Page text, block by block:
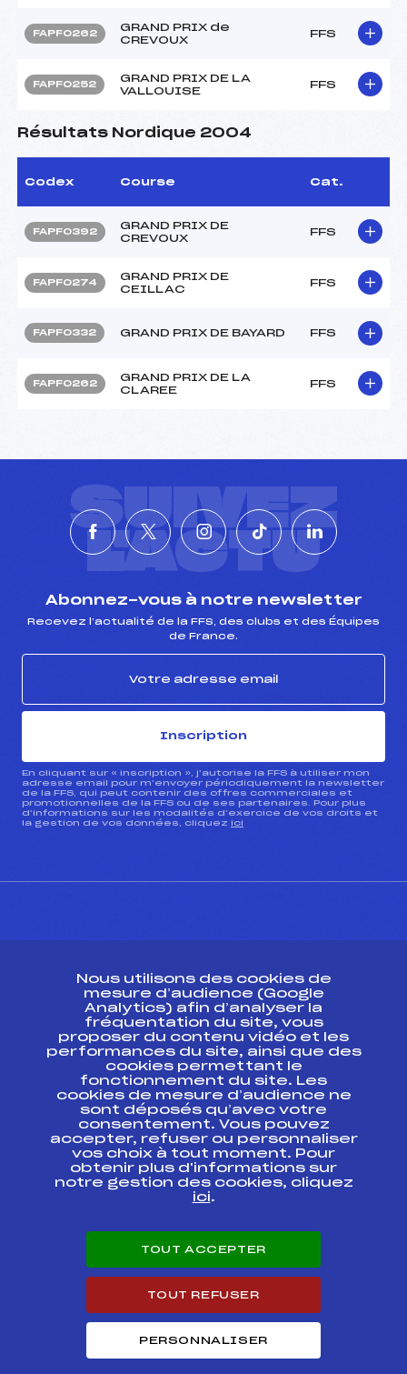
FAPF0262
GRAND PRIX de
CREVOUX
FFS
FAPF0252
GRAND PRIX DE LA
VALLOUISE
FFS
Résultats Nordique 2004
Codex Course Cat.
FAPF0392
GRAND PRIX DE
CREVOUX
FFS
FAPF0274
GRAND PRIX DE
CEILLAC
FFS
FAPF0332 GRAND PRIX DE BAYARD FFS
FAPF0262
GRAND PRIX DE LA
CLAREE
FFS
SUIVEZ
L'ACTU
Abonnez-vous à notre newsletter
Recevez l’actualité de la FFS, des clubs et des Équipes
de France.
Inscription
En cliquant sur « inscription », j’autorise la FFS à utiliser mon
adresse email pour m’envoyer périodiquement la newsletter
de la FFS, qui peut contenir des offres commerciales et
promotionnelles de la FFS ou de ses partenaires. Pour plus
d’informations sur les modalités d’exercice de vos droits et
la gestion de vos données, cliquez ici
ESPACE PRESSE
Ressources
Pass’Neige
Projet sportif fédéral
Projet de performance fédéral
Antidopage
Pôle Développement, Formation, Suivi
Scientifique
Listes ministérielles
Pôle vie de l’athlète
Carrières
Nous utilisons des cookies de
mesure d’audience (Google
Analytics) afin d’analyser la
fréquentation du site, vous
proposer du contenu vidéo et les
performances du site, ainsi que des
cookies permettant le
fonctionnement du site. Les
cookies de mesure d’audience ne
sont déposés qu’avec votre
consentement. Vous pouvez
accepter, refuser ou personnaliser
vos choix à tout moment. Pour
obtenir plus d'informations sur
notre gestion des cookies, cliquez
ici.
TOUT ACCEPTER
TOUT REFUSER
PERSONNALISER